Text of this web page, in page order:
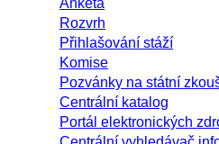
Anketa
Rozvrh
Přihlašování stáží
Komise
Pozvánky na státní
Centrální katalog
Portál elektronických